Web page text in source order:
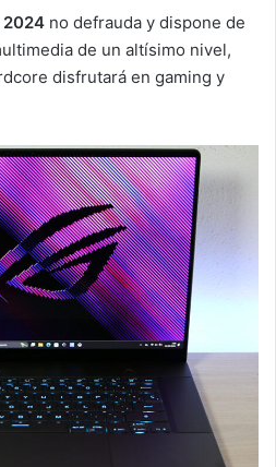
2024 no defrauda y dispone de
de un altísimo nivel,
disfrutará en gaming y